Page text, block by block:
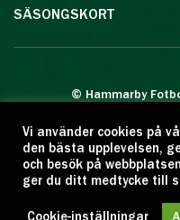
SÄSONGSKORT
© Hammarby
Eftertryck eller
Citera oss
Vi använder cookies på
den bästa upplevelsen,
och besök på
ger du ditt medtycke till
Cookie-inställningar